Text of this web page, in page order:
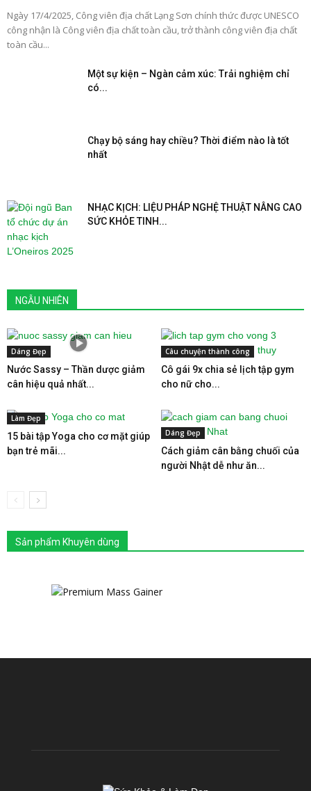
Ngày 17/4/2025, Công viên địa chất Lạng Sơn chính thức được UNESCO
công nhận là Công viên địa chất toàn cầu, trở thành công viên địa chất
toàn cầu...
Một sự kiện – Ngàn cảm xúc: Trải nghiệm chỉ
có...
Chạy bộ sáng hay chiều? Thời điểm nào là tốt
nhất
NHẠC KỊCH: LIỆU PHÁP NGHỆ THUẬT NÂNG CAO
SỨC KHỎE TINH...
NGẪU NHIÊN
Dáng Đẹp
Nước Sassy – Thần dược giảm
cân hiệu quả nhất...
Câu chuyện thành công
Cô gái 9x chia sẻ lịch tập gym
cho nữ cho...
Làm Đẹp
15 bài tập Yoga cho cơ mặt giúp
bạn trẻ mãi...
Dáng Đẹp
Cách giảm cân bằng chuối của
người Nhật dễ như ăn...
Sản phẩm Khuyên dùng